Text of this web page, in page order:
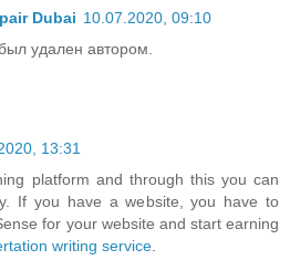
Dubai 10.07.2020, 09:10
удален автором.
13:31
platform and through this you can
If you have a website, you have to
for your website and start earning
writing service